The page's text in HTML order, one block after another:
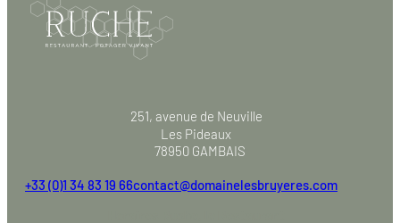
251, avenue de Neuville
Les Pideaux
78950 GAMBAIS
+33 (0)1 34 83 19 66contact@domainelesbruyeres.com